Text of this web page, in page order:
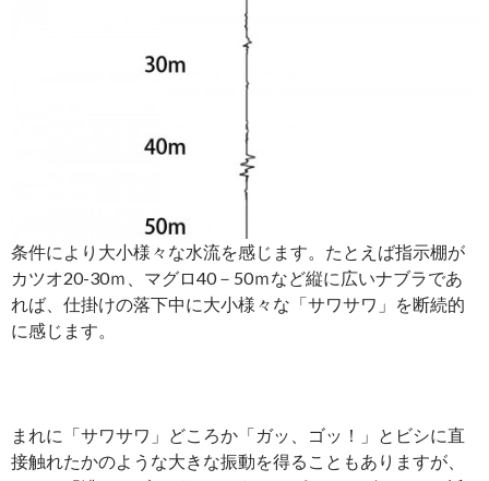
条件により大小様々な水流を感じます。たとえば指示棚が
カツオ20-30ｍ、マグロ40－50ｍなど縦に広いナブラであ
れば、仕掛けの落下中に大小様々な「サワサワ」を断続的
に感じます。
まれに「サワサワ」どころか「ガッ、ゴッ！」とビシに直
接触れたかのような大きな振動を得ることもありますが、